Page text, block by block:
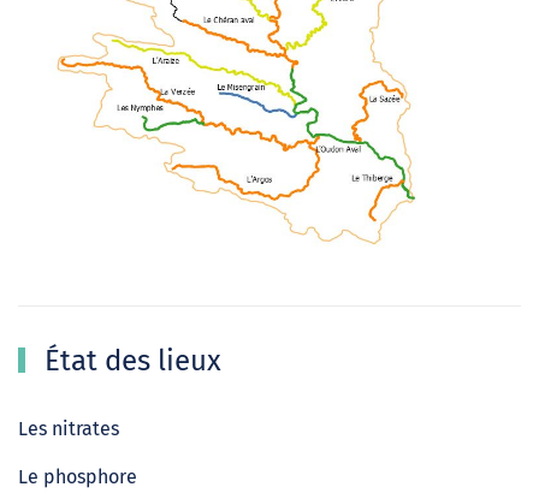
État des lieux
Les nitrates
Le phosphore